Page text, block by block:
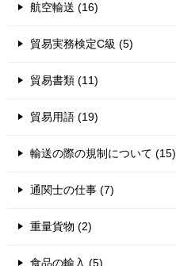
航空輸送 (16)
貿易実務検定C級 (5)
貿易書類 (11)
貿易用語 (19)
輸送の際の規制について (15)
通関士の仕事 (7)
重量貨物 (2)
食品の輸入 (5)